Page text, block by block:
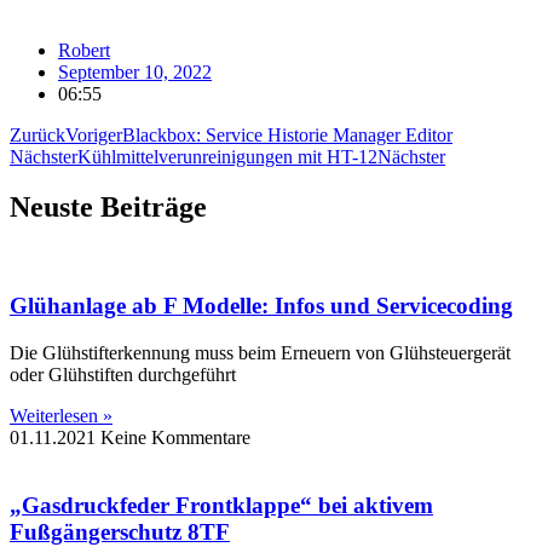
Robert
September 10, 2022
06:55
ZurückVorigerBlackbox: Service Historie Manager Editor
NächsterKühlmittelverunreinigungen mit HT-12Nächster
Neuste Beiträge
Glühanlage ab F Modelle: Infos und Servicecoding
Die Glühstifterkennung muss beim Erneuern von Glühsteuergerät
oder Glühstiften durchgeführt
Weiterlesen »
01.11.2021 Keine Kommentare
„Gasdruckfeder Frontklappe“ bei aktivem
Fußgängerschutz 8TF